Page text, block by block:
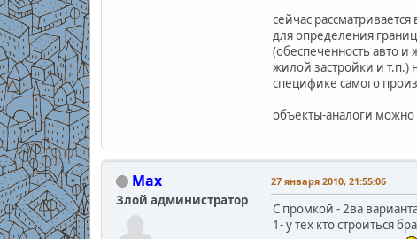
сейчас
для определения
(обеспеченность авто
жилой застройки и т.п.)
специфике самого
объекты-аналоги можно
Max
Злой администратор
27 января 2010, 21:55:06
С промкой - 2ва
1- у тех кто строиться